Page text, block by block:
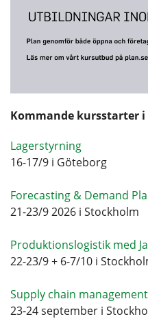
Kommande kursstarter i
Lagerstyrning
16-17/9 i Göteborg
Forecasting & Demand
21-23/9 2026 i Stockholm
Produktionslogistik med
22-23/9 + 6-7/10 i
Supply chain management
23-24 september i